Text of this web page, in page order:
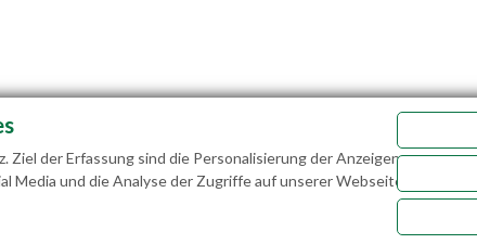
Lämmerhofweg 2 A-5522 St. Martin a. Tgb.
Ziel der Erfassung sind die Personalisierung der Anzeigen
Media und die Analyse der Zugriffe auf unserer Webseite.